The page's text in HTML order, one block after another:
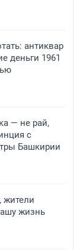
антиквар
деньги 1961
— не рай,
с
Башкирии
жители
жизнь